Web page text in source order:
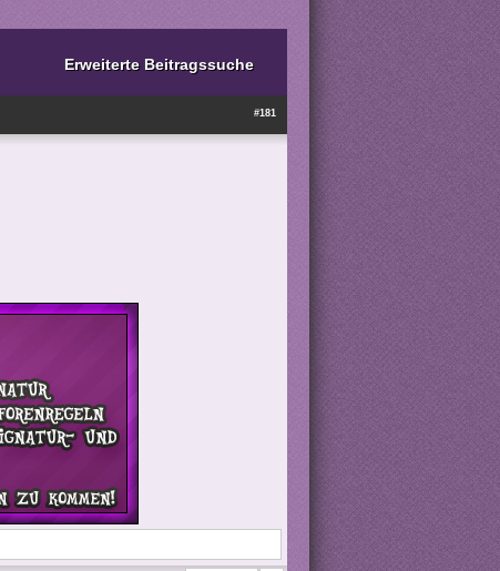
Erweiterte Beitragssuche
#181